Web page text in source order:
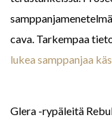
cava. Tarkempaa
lukea samppanjaa
Glera -rypäleitä